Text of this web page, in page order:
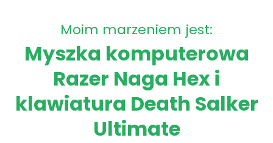
Moim marzeniem jest:
Myszka komputerowa
Razer Naga Hex i
klawiatura Death Salker
Ultimate